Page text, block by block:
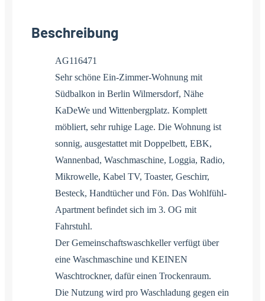
Beschreibung
AG116471
Sehr schöne Ein-Zimmer-Wohnung mit
Südbalkon in Berlin Wilmersdorf, Nähe
KaDeWe und Wittenbergplatz. Komplett
möbliert, sehr ruhige Lage. Die Wohnung ist
sonnig, ausgestattet mit Doppelbett, EBK,
Wannenbad, Waschmaschine, Loggia, Radio,
Mikrowelle, Kabel TV, Toaster, Geschirr,
Besteck, Handtücher und Fön. Das Wohlfühl-
Apartment befindet sich im 3. OG mit
Fahrstuhl.
Der Gemeinschaftswaschkeller verfügt über
eine Waschmaschine und KEINEN
Waschtrockner, dafür einen Trockenraum.
Die Nutzung wird pro Waschladung gegen ein